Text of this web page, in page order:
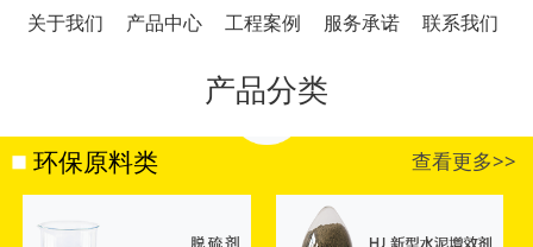
关于我们 产品中心 工程案例 服务承诺 联系我们
产品分类
环保原料类 查看更多>>